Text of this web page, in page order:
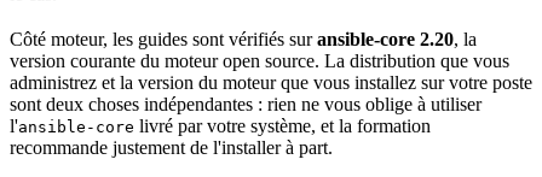
Côté moteur, les guides sont vérifiés suransible-core 2.20, la
version courante du moteuropen source. La distribution que vous
administrez et la version du moteur que vous installez sur votre poste
sont deux choses indépendantes : rien ne vous oblige à utiliser
l'ansible-core livré par votre système, et la formation
recommande justement de l'installer à part.